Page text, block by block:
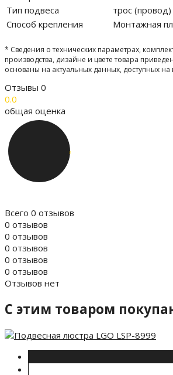
Тип подвеса
трос (провод)
Способ крепления
Монтажная
* Сведения о технических параметрах,
производства, дизайне и цвете товара
основаны на актуальных данных, доступных
Отзывы 0
0.0
общая оценка
Всего 0 отзывов
0 отзывов
0 отзывов
0 отзывов
0 отзывов
0 отзывов
Отзывов нет
C этим товаром